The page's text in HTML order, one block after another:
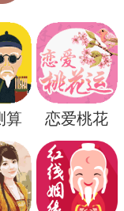
些潜在的风
特定的象征
需要结合个人
解读。在做梦
环境和内心
需要考虑到
算 恋爱桃花